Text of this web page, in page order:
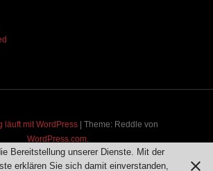
läuft mit WordPress
Theme: Reddle von
WordPress.com.
Bereitstellung unserer Dienste. Mit der
erklären Sie sich damit einverstanden,